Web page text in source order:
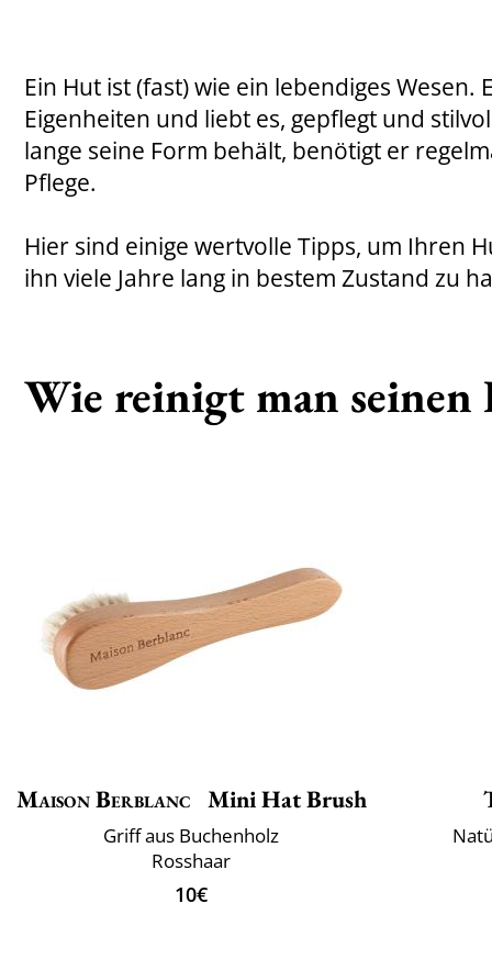
Ein Hut ist (fast) wie ein lebendiges Wesen.
Eigenheiten und liebt es, gepflegt und
lange seine Form behält, benötigt er
Pflege.
Hier sind einige wertvolle Tipps, um Ihren
ihn viele Jahre lang in bestem Zustand zu
Wie reinigt man seinen
Maison Berblanc Mini Hat Brush
Griff aus Buchenholz
Rosshaar
10€